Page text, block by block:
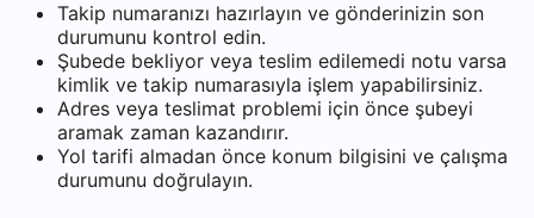
Takip numaranızı hazırlayın ve gönderinizin son
durumunu kontrol edin.
Şubede bekliyor veya teslim edilemedi notu varsa
kimlik ve takip numarasıyla işlem yapabilirsiniz.
Adres veya teslimat problemi için önce şubeyi
aramak zaman kazandırır.
Yol tarifi almadan önce konum bilgisini ve çalışma
durumunu doğrulayın.